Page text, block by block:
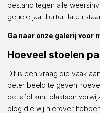
bestand tegen alle
gehele jaar buiten laten
Ga naar onze galerij voor
Hoeveel stoelen
Dit is een vraag die vaak
beter beeld te geven
eettafel kunt plaatsen
blog die wij hierover